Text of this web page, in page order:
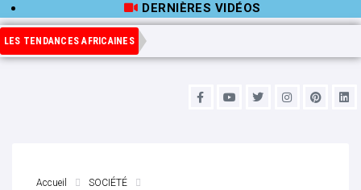
DERNIÈRES VIDÉOS
LES TENDANCES AFRICAINES
Accueil
SOCIÉTÉ